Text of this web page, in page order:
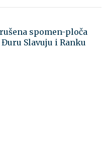
spomen-ploča
Slavuju i Ranku